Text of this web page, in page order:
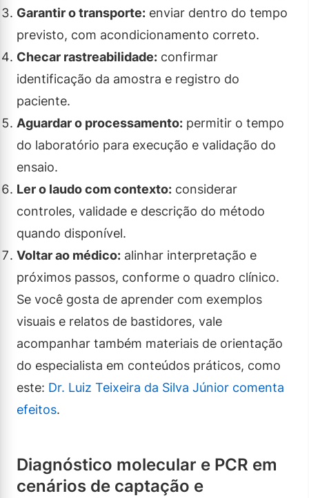
Garantir o transporte: enviar dentro do tempo
previsto, com acondicionamento correto.
Checar rastreabilidade: confirmar
identificação da amostra e registro do
paciente.
Aguardar o processamento: permitir o tempo
do laboratório para execução e validação do
ensaio.
Ler o laudo com contexto: considerar
controles, validade e descrição do método
quando disponível.
Voltar ao médico: alinhar interpretação e
próximos passos, conforme o quadro clínico.
Se você gosta de aprender com exemplos
visuais e relatos de bastidores, vale
acompanhar também materiais de orientação
do especialista em conteúdos práticos, como
este: Dr. Luiz Teixeira da Silva Júnior comenta
efeitos.
Diagnóstico molecular e PCR em
cenários de captação e